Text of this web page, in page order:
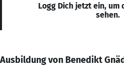
Logg Dich jetzt ein, um
sehen.
Ausbildung von Benedikt